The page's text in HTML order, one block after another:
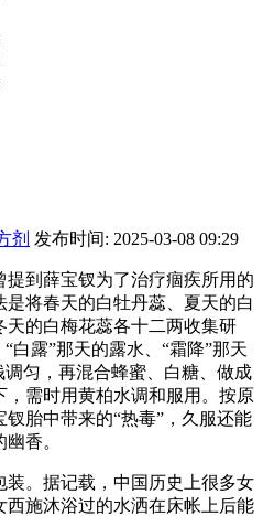
剂 发布时间: 2025-03-08 09:29
到薛宝钗为了治疗痼疾所用的
将春天的白牡丹蕊、夏天的白
的白梅花蕊各十二两收集研
白露”那天的露水、“霜降”那天
调匀，再混合蜂蜜、白糖、做成
需时用黄柏水调和服用。按原
胎中带来的“热毒”，久服还能
香。
。据记载，中国历史上很多女
施沐浴过的水洒在床帐上后能